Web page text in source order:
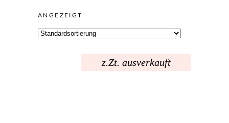
ANGEZEIGT
z.Zt. ausverkauft